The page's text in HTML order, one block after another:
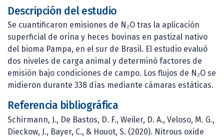
Descripción del estudio
Se cuantificaron emisiones de N₂O tras la aplicación
superficial de orina y heces bovinas en pastizal nativo
del bioma Pampa, en el sur de Brasil. El estudio evaluó
dos niveles de carga animal y determinó factores de
emisión bajo condiciones de campo. Los flujos de N₂O se
midieron durante 338 días mediante cámaras estáticas.
Referencia bibliográfica
Schirmann, J., De Bastos, D. F., Weiler, D. A., Veloso, M. G.,
Dieckow, J., Bayer, C., & Houot, S. (2020). Nitrous oxide